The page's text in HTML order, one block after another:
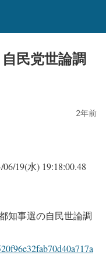
民党世論調
2年前
06/19(水) 19:18:00.48
知事選の自民世論調